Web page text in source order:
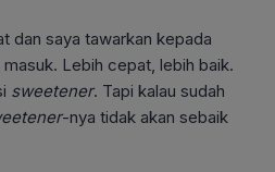
dan saya tawarkan kepada
Lebih cepat, lebih baik.
sweetener. Tapi kalau sudah
-nya tidak akan sebaik